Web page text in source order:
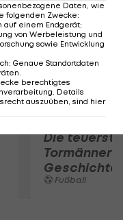
Die
Tormänner
Geschichte
Fußball
Daten, wie
folgenden Zwecke:
auf einem Endgerät;
von Werbeleistung und
sowie Entwicklung
: Genaue Standortdaten
.
berechtigtes
Details
auszuüben, sind hier